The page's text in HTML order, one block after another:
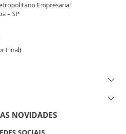
Empresarial
– SP
Final)
NOVIDADES
SOCIAIS